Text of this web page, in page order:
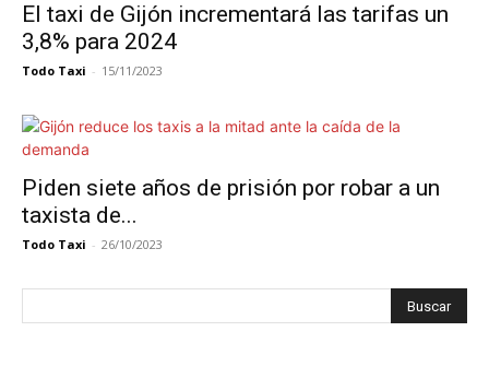
El taxi de Gijón incrementará las tarifas un
3,8% para 2024
Todo Taxi - 15/11/2023
Piden siete años de prisión por robar a un
taxista de...
Todo Taxi - 26/10/2023